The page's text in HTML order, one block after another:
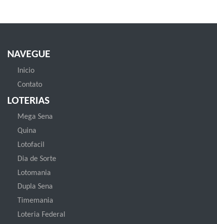
NAVEGUE
Inicio
Contato
LOTERIAS
Mega Sena
Quina
Lotofacil
Dia de Sorte
Lotomania
Dupla Sena
Timemania
Loteria Federal